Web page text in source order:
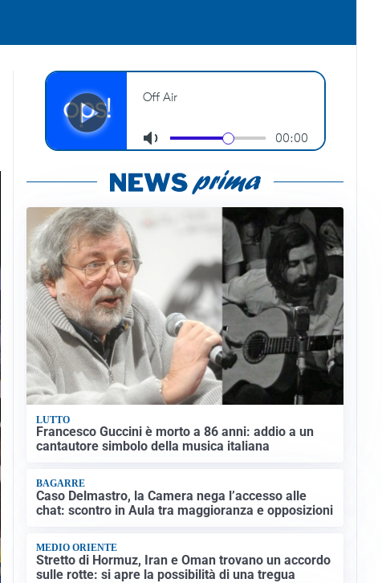
LUTTO
Francesco Guccini è morto a 86 anni: addio a un
cantautore simbolo della musica italiana
BAGARRE
Caso Delmastro, la Camera nega l’accesso alle
chat: scontro in Aula tra maggioranza e opposizioni
MEDIO ORIENTE
Stretto di Hormuz, Iran e Oman trovano un accordo
sulle rotte: si apre la possibilità di una tregua